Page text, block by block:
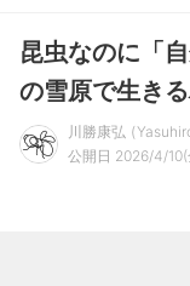
昆虫なのに「
の雪原で生き
川勝康弘
公開日 2026/4/10(